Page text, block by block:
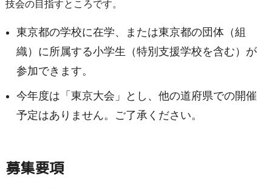
技会の目指すところです。
東京都の学校に在学、または東京都の団体（組
織）に所属する小学生（特別支援学校を含む）が
参加できます。
今年度は「東京大会」とし、他の道府県での開催
予定はありません。ご了承ください。
募集要項